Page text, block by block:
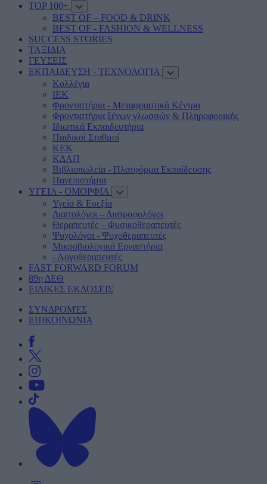
TOP 100+
BEST OF – FOOD & DRINK
BEST OF - FASHION & WELLNESS
SUCCESS STORIES
ΤΑΞΙΔΙΑ
ΓΕΥΣΕΙΣ
ΕΚΠΑΙΔΕΥΣΗ - ΤΕΧΝΟΛΟΓΙΑ
Κολλέγια
ΙΕΚ
Φροντιστήρια - Μεταφραστικά Κέντρα
Φροντιστήρια ξένων γλωσσών & Πληροφορικής
Ιδιωτικά Εκπαιδευτήρια
Παιδικοί Σταθμοί
ΚΕΚ
ΚΔΑΠ
Βιβλιοπωλεία - Πλατφόρμα Εκπαίδευσης
Πανεπιστήμια
ΥΓΕΙΑ - ΟΜΟΡΦΙΑ
Υγεία & Ευεξία
Διαιτολόγοι – Διατροφολόγοι
Θεραπευτές – Φυσικοθεραπευτές
Ψυχολόγοι - Ψυχοθεραπευτές
Μικροβιολογικά Εργαστήρια
- Λογοθεραπευτές
FAST FORWARD FORUM
89η ΔΕΘ
ΕΙΔΙΚΕΣ ΕΚΔΟΣΕΙΣ
ΣΥΝΔΡΟΜΈΣ
ΕΠΙΚΟΙΝΩΝΙΑ